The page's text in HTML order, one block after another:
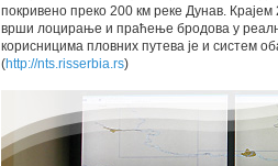
покривено преко 200 км реке Дунав.
врши лоцирање и праћење бродова у
корисницима пловних путева је и систем
(http://nts.risserbia.rs)